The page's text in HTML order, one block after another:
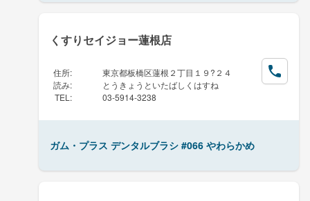
くすりセイジョー蓮根店
住所:
東京都板橋区蓮根２丁目１９?２４
読み:
とうきょうといたばしくはすね
TEL : 03-5914-3238
ガム・プラス デンタルブラシ #066 やわらかめ